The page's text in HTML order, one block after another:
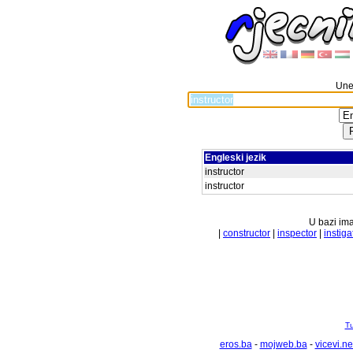
Engleski jezik
instructor
instructor
U bazi
constructor inspector
eros.ba- mojweb.ba-